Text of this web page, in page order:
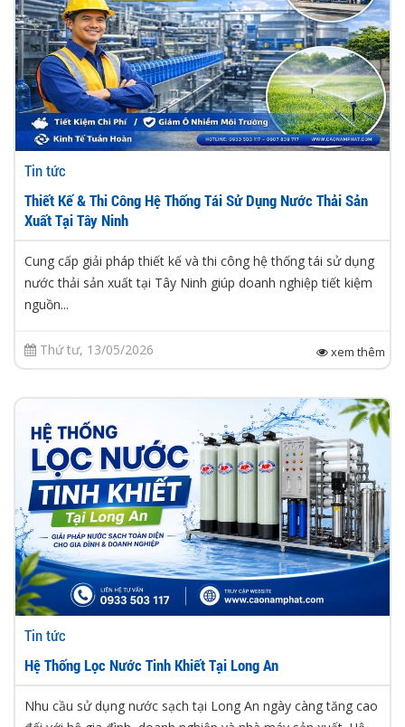
Tin tức
Thiết Kế & Thi Công Hệ Thống Tái Sử Dụng Nước Thải Sản
Xuất Tại Tây Ninh
Cung cấp giải pháp thiết kế và thi công hệ thống tái sử dụng
nước thải sản xuất tại Tây Ninh giúp doanh nghiệp tiết kiệm
nguồn...
Thứ tư, 13/05/2026 xem thêm
Tin tức
Hệ Thống Lọc Nước Tinh Khiết Tại Long An
Nhu cầu sử dụng nước sạch tại Long An ngày càng tăng cao